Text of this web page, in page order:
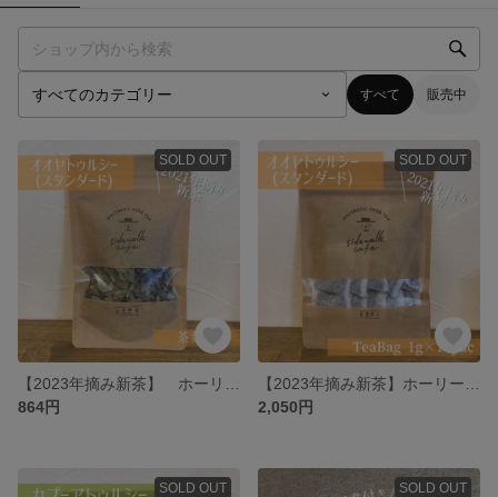
すべて 販売中
SOLD OUT
864円
SOLD OUT
2,050円
SOLD OUT SOLD OUT